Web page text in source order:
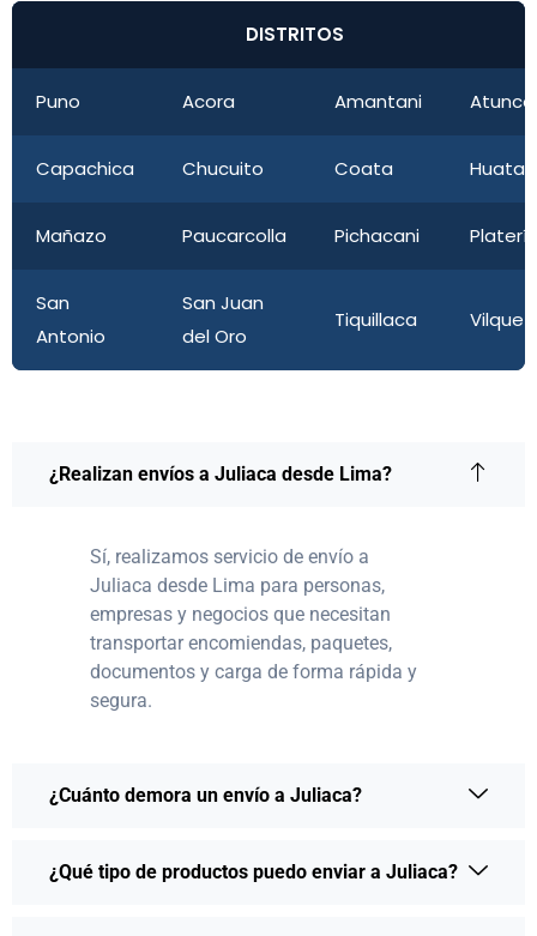
DISTRITOS
Puno Acora Amantani
Capachica Chucuito Coata Huata
Mañazo Paucarcolla Pichacani
San
Antonio
San Juan
del Oro
Tiquillaca Vilque
¿Realizan envíos a Juliaca desde Lima?
Sí, realizamos servicio de envío a
Juliaca desde Lima para personas,
empresas y negocios que necesitan
transportar encomiendas, paquetes,
documentos y carga de forma rápida y
segura.
¿Cuánto demora un envío a Juliaca?
¿Qué tipo de productos puedo enviar a Juliaca?